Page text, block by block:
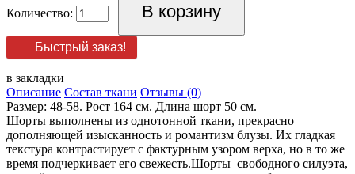
Количество:
Быстрый заказ!
в закладки
Описание Состав ткани Отзывы (0)
Размер: 48-58. Рост 164 см. Длина шорт 50 см.
Шорты выполнены из однотонной ткани, прекрасно
дополняющей изысканность и романтизм блузы. Их гладкая
текстура контрастирует с фактурным узором верха, но в то же
время подчеркивает его свежесть.Шорты свободного силуэта,